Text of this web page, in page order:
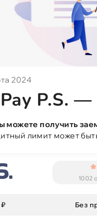
2024
P.S.
можете получить
лимит может
Без
1002